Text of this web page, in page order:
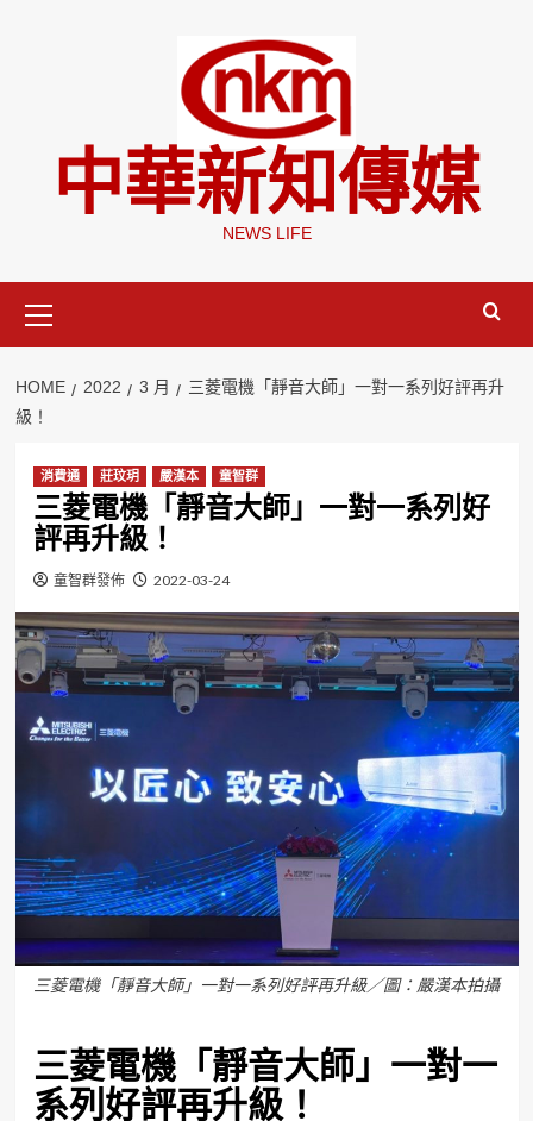
中華新知傳媒
NEWS LIFE
Menu
HOME 2022 3 月
三菱電機「靜音大師」一對一系列好評再升
級！
消費通 莊玟玥 嚴漢本 童智群
三菱電機「靜音大師」一對一系列好
評再升級！
童智群發佈 2022-03-24
三菱電機「靜音大師」一對一系列好評再升級／圖：嚴漢本拍攝
三菱電機「靜音大師」一對一
系列好評再升級！